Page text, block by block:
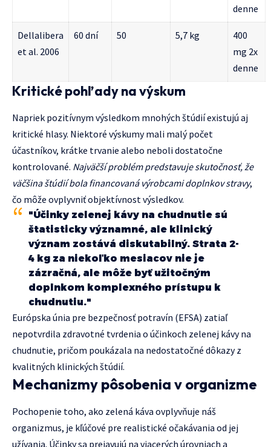
denne
Dellalibera
et al. 2006
60 dní 50 5,7 kg
400
mg 2x
denne
Kritické pohľady na výskum
Napriek pozitívnym výsledkom mnohých štúdií existujú aj
kritické hlasy. Niektoré výskumy mali malý počet
účastníkov, krátke trvanie alebo neboli dostatočne
kontrolované. Najväčší problém predstavuje skutočnosť, že
väčšina štúdií bola financovaná výrobcami doplnkov stravy,
čo môže ovplyvniť objektívnost výsledkov.
"Účinky zelenej kávy na chudnutie sú
štatisticky významné, ale klinický
význam zostává diskutabilný. Strata 2-
4 kg za niekoľko mesiacov nie je
zázračná, ale môže byť užitočným
doplnkom komplexného prístupu k
chudnutiu."
Európska únia pre bezpečnosť potravín (EFSA) zatiaľ
nepotvrdila zdravotné tvrdenia o účinkoch zelenej kávy na
chudnutie, pričom poukázala na nedostatočné dôkazy z
kvalitných klinických štúdií.
Mechanizmy pôsobenia v organizme
Pochopenie toho, ako zelená káva ovplyvňuje náš
organizmus, je kľúčové pre realistické očakávania od jej
užívania. Účinky sa prejavujú na viacerých úrovniach a